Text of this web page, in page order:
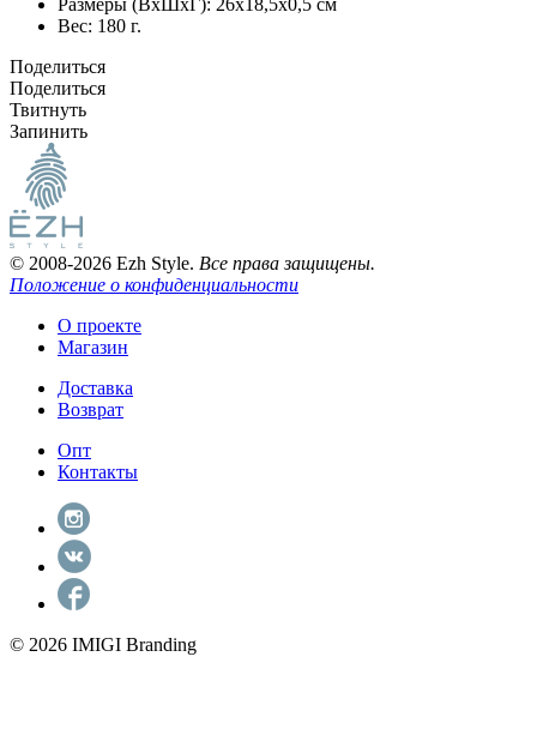
Вес: 180 г.
Поделиться
Поделиться
Твитнуть
Запинить
© 2008-2026 Ezh Style. Все права защищены.
Положение о конфиденциальности
О проекте
Магазин
Доставка
Возврат
Опт
Контакты
© 2026 IMIGI Branding